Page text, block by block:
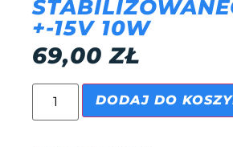
+-15V 10W
69,00ZŁ
DODAJ DO